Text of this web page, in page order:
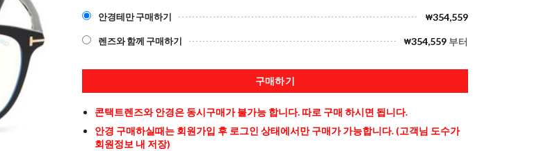
안경테만 구매하기 ₩354,559
렌즈와 함께 구매하기 ₩354,559 부터
구매하기
콘택트렌즈와 안경은 동시구매가 불가능 합니다. 따로 구매 하시면 됩니다.
안경 구매하실때는 회원가입 후 로그인 상태에서만 구매가 가능합니다. (고객님 도수가
회원정보 내 저장)